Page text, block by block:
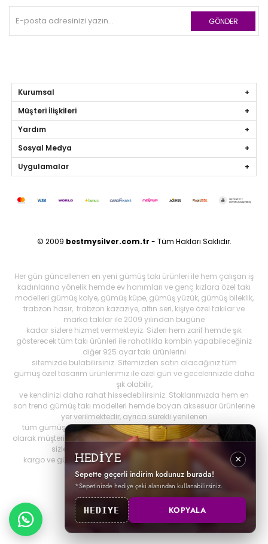
GÖNDER
Kurumsal
Müşteri İlişkileri
Yardım
Sosyal Medya
Uygulamalar
© 2009 bestmysilver.com.tr - Tüm Hakları Saklıdır.
Her gün güncellenen en yeni gümüş takı ürünleri ile hem çalışan iş
kadınlarına yönelik hemde ev hanımları ve genç kızlara özel takı
modelleri gümüş kolye, gümüş küpe, gümüş yüzük, gümüş bileklik,
trabzon hasır, trabzon kazaziye, altın seri, kişiye özel takılar ve
marka takılar ile 2009 yılından bugüne
kadar sizlere hizmet vermekteyiz. Sizleri hem zarif hemde şık
gösterecek tüm takı ürünleri ile rahatlıkla kombin yapabileceğiniz
diğer 925 ayar takı ürünlerini
sitemizde bulabilirsiniz. Sitemizden satın alacağınız tüm
gümüş özel tasarım ürünlerimiz ile özel gün ve gecelerinizde daha
şık olabilir,
ve kendinizi daha rahat hissedebilirsiniz. Stoklarımızda hem en
son trend gümüş takı modelleri hemde bayan aksesuar ürünlerine
yer verilmektedir, ayrıca sürekli yenilenen
tüm gümüş ürünlerini Best My Silrver'da bulabilirsiniz. Öncelikli
olarak müşteri memnuniyetini ön planda tutanbestmysilver.com.tr
sizlere daha iyi hizmet sunabilmek adına hızlı
kargo ve güvenilir alışverişi birinci öncelik olarak görmektedir.
HEDİYE
Sepette geçerli indirim kodunuz burada!
*Sepetinizde hediye çeki alanından kullanabilirsiniz.
×
HEDIYE KOPYALA